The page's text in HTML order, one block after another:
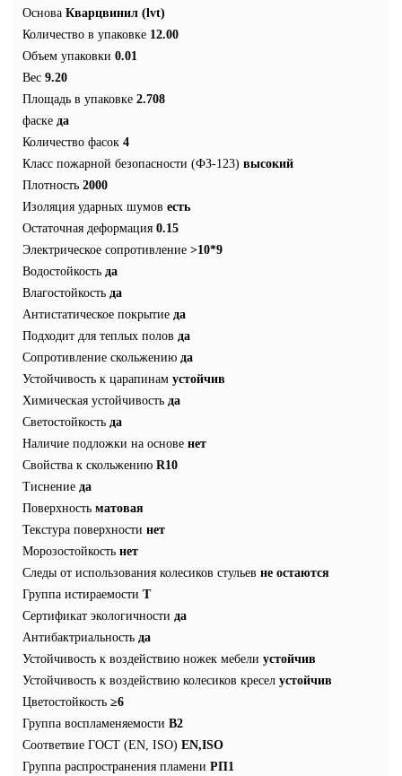
Основа Кварцвинил (lvt)
Количество в упаковке 12.00
Объем упаковки 0.01
Вес 9.20
Площадь в упаковке 2.708
фаске да
Количество фасок 4
Класс пожарной безопасности (ФЗ-123) высокий
Плотность 2000
Изоляция ударных шумов есть
Остаточная деформация 0.15
Электрическое сопротивление >10*9
Водостойкость да
Влагостойкость да
Антистатическое покрытие да
Подходит для теплых полов да
Сопротивление скольжению да
Устойчивость к царапинам устойчив
Химическая устойчивость да
Светостойкость да
Наличие подложки на основе нет
Свойства к скольжению R10
Тиснение да
Поверхность матовая
Текстура поверхности нет
Морозостойкость нет
Следы от использования колесиков стульев не остаются
Группа истираемости T
Сертификат экологичности да
Антибактриальность да
Устойчивость к воздействию ножек мебели устойчив
Устойчивость к воздействию колесиков кресел устойчив
Цветостойкость ≥6
Группа воспламеняемости В2
Соответвие ГОСТ (EN, ISO) EN,ISO
Группа распространения пламени РП1